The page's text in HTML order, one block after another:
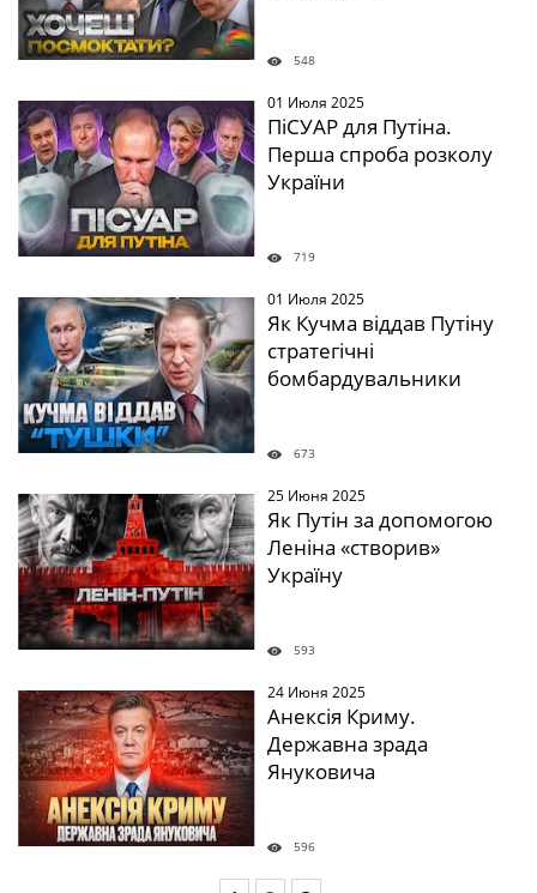
548
01 Июля 2025
ПіСУАР для Путіна.
Перша спроба розколу
України
719
01 Июля 2025
Як Кучма віддав Путіну
стратегічні
бомбардувальники
673
25 Июня 2025
Як Путін за допомогою
Леніна «створив»
Україну
593
24 Июня 2025
Анексія Криму.
Державна зрада
Януковича
596